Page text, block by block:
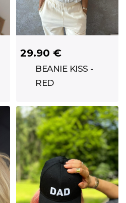
29.90 €
BEANIE KISS -
RED